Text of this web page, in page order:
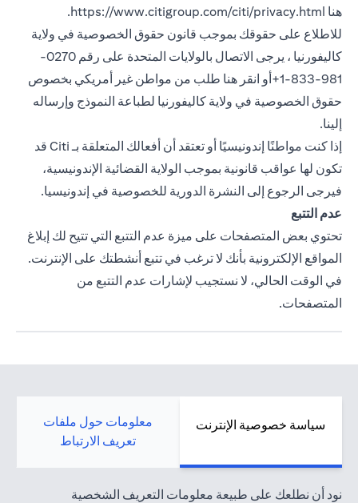
هنا https://www.citigroup.com/citi/privacy.html
a new tab.
للاطلاع على حقوقك بموجب قانون حقوق الخصوصية في ولاية
كاليفورنيا ، يرجى الاتصال بالولايات المتحدة على رقم 0270-
981-833-1+أو انقر هنا
طلب من مواطن غير أمريكي بخصوص
حقوق الخصوصية في ولاية كاليفورنيا opens in a new tab
لطباعة النموذج وإرساله
إلينا.
إذا كنت مواطنًا إندونيسيًا أو تعتقد أن أفعالك المتعلقة بـ Citi قد
تكون لها عواقب قانونية بموجب الولاية القضائية الإندونيسية،
فيرجى الرجوع إلى النشرة الدورية للخصوصية في إندونيسياtab.
عدم التتبع
تحتوي بعض المتصفحات على ميزة عدم التتبع التي تتيح لك إبلاغ
المواقع الإلكترونية بأنك لا ترغب في تتبع أنشطتك على الإنترنت.
في الوقت الحالي، لا نستجيب لإشارات عدم التتبع من
المتصفحات.
سياسة خصوصية الإنترنت
معلومات حول ملفات
تعريف الارتباط
نود أن نطلعك على طبيعة معلومات التعريف الشخصية